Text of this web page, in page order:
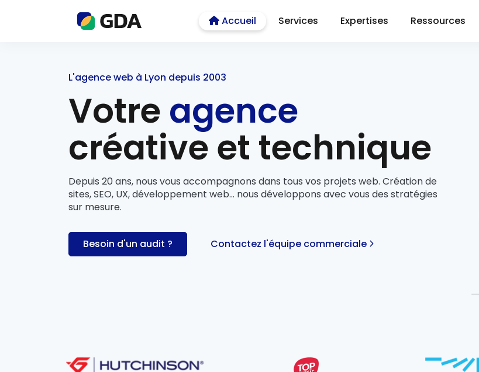
Accueil Services Expertises Ressources
L'agence web à Lyon depuis 2003
Votre agence
créative et technique
Depuis 20 ans, nous vous accompagnons dans tous vos projets web. Création de
sites, SEO, UX, développement web... nous développons avec vous des stratégies
sur mesure.
Besoin d'un audit ? Contactez l'équipe commerciale